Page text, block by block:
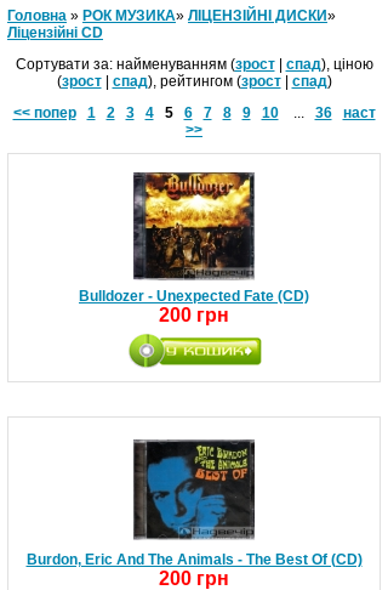
Головна » РОК МУЗИКА» ЛІЦЕНЗІЙНІ ДИСКИ»
Ліцензійні СD
Сортувати за: найменуванням (зрост| спад), ціною
(зрост| спад), рейтингом (зрост| спад)
<< попер
1 2 3 4 5 6 7 8 9 10... 36
наст
>>
Bulldozer - Unexpected Fate (CD)
200 грн
Burdon, Eric And The Animals - The Best Of (CD)
200 грн